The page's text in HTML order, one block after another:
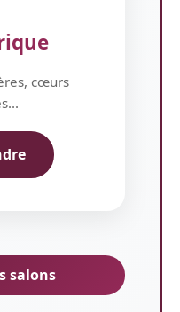
cœurs
salons